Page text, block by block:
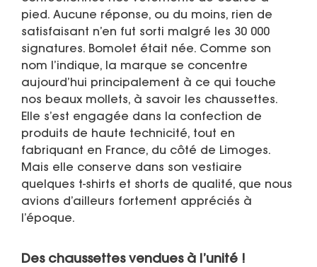
pied. Aucune réponse, ou du moins, rien de
satisfaisant n’en fut sorti malgré les 30 000
signatures. Bomolet était née. Comme son
nom l’indique, la marque se concentre
aujourd’hui principalement à ce qui touche
nos beaux mollets, à savoir les chaussettes.
Elle s’est engagée dans la confection de
produits de haute technicité, tout en
fabriquant en France, du côté de Limoges.
Mais elle conserve dans son vestiaire
quelques t-shirts et shorts de qualité, que nous
avions d’ailleurs fortement appréciés à
l’époque.
Des chaussettes vendues à l’unité !